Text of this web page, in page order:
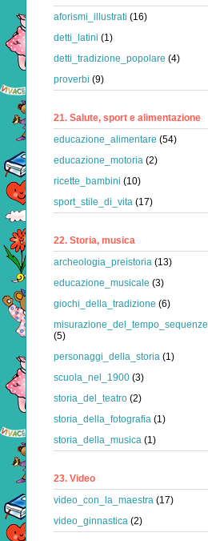
aforismi_illustrati (16)
detti_latini (1)
detti_tradizione_popolare (4)
proverbi (9)
21. Salute, sport e alimentazione
educazione_alimentare (54)
educazione_motoria (2)
ricette_bambini (10)
sport_stile_di_vita (17)
22. Storia, musica
archeologia_preistoria (13)
educazione_musicale (3)
giochi_della_tradizione (6)
misurazione_del_tempo_sequenze
(5)
personaggi_della_storia (1)
scuola_nel_1900 (3)
storia_del_teatro (2)
storia_della_fotografia (1)
storia_della_musica (1)
23. Video
video_con_la_maestra (17)
video_ginnastica (2)